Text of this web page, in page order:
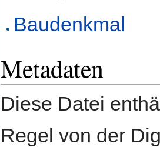
Baudenkmal
Metadaten
Diese Datei
Regel von der